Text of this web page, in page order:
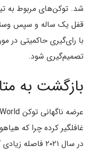
شد. توکن‌های مربوط به
قفل یک ساله و سپس
با رای‌گیری حاکمیتی در
تصمیم‌گیری شود.
بازگشت به
غافلگیر کرده چرا که
در سال ۲۰۲۱ فاصله زیادی گرفته است.